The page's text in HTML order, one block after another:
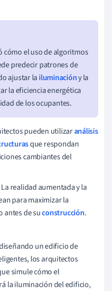
cómo el uso de algoritmos
predecir patrones de
ajustar la iluminacióny la
la eficiencia energética
de los ocupantes.
pueden utilizaranálisis
que respondan
cambiantes del
La realidad aumentada y la
para maximizar la
antes de suconstrucción.
un edificio de
los arquitectos
simule cómo el
la iluminación del edificio,